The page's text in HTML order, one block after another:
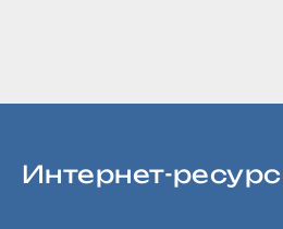
Интернет-